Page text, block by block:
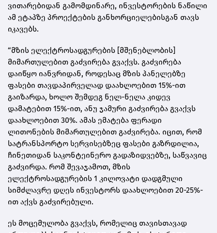
ვითარებიდან გამომდინარე, ინვესტორების ნაწილი
ამ ეტაპზე პროექტების განხორციელებისგან თავს
იკავებს.
“მზის ელექტროსადგურების [მშენებლობის]
მიმართულებით გაძვირება გვაქვს. გაძვირება
დაიწყო იანვრიდან, როდესაც მზის პანელებზე
ფასები თავდაპირველად დაახლოებით 15%-ით
გაიზარდა, ხოლო შემდეგ ნელ-ნელა კიდევ
დამატებით 15%-ით, ანუ ჯამური გაძვირება გვაქვს
დაახლოებით 30%. ამას ემატება ფერადი
ლითონების მიმართულებით გაძვირება. იცით, რომ
სატრანსპორტო სერვისებზეც ფასები გაზრდილია,
ჩინეთიდან საკონტეინერო გადაზიდვებზე, საწვავიც
გაძვირდა. რომ შევაჯამოთ, მზის
ელექტროსადგურების 1 კილოვატი დადგმული
სიმძლავრე დღეს ინვესტორს დაახლოებით 20-25%-
ით აქვს გაძვირებული.
ეს მოცემულობა გვაქვს, რომელიც თავისთავად